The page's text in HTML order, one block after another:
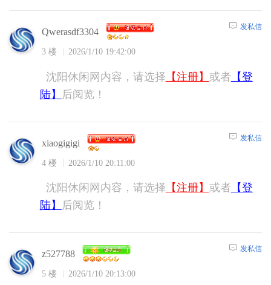
Qwerasdf3304
3 楼 2026/1/10 19:42:00
发私信
沈阳休闲网内容，请选择 【注册】 或者 【登
陆】
后阅览！
xiaogigigi
4 楼 2026/1/10 20:11:00
发私信
沈阳休闲网内容，请选择 【注册】 或者 【登
陆】
后阅览！
z527788
5 楼 2026/1/10 20:13:00
发私信